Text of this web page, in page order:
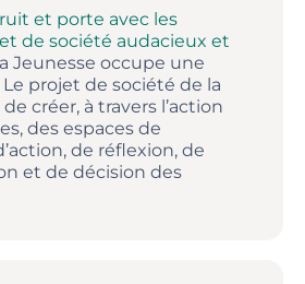
et porte avec les
de société audacieux et
Jeunesse occupe une
projet de société de la
créer, à travers l’action
des espaces de
de réflexion, de
et de décision des